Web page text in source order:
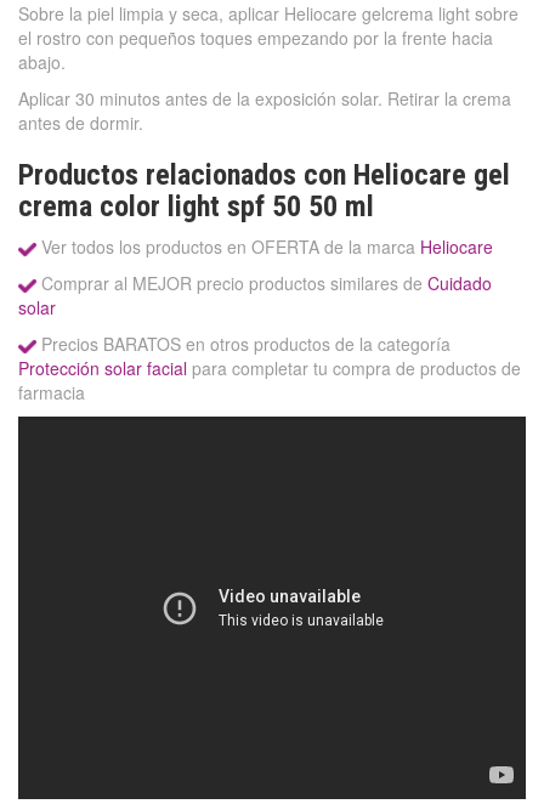
Sobre la piel limpia y seca, aplicar Heliocare gelcrema light sobre
el rostro con pequeños toques empezando por la frente hacia
abajo.
Aplicar 30 minutos antes de la exposición solar. Retirar la crema
antes de dormir.
Productos relacionados con Heliocare gel
crema color light spf 50 50 ml
Ver todos los productos en OFERTA de la marca Heliocare
Comprar al MEJOR precio productos similares de Cuidado
solar
Precios BARATOS en otros productos de la categoría
Protección solar facial para completar tu compra de productos de
farmacia